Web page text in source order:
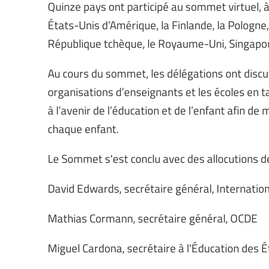
Quinze pays ont participé au sommet virtuel, à
États-Unis d’Amérique, la Finlande, la
République tchèque, le Royaume-Uni,
Au cours du sommet, les délégations ont
organisations d’enseignants et les écoles
à l’avenir de l’éducation et de l’enfant afin
chaque enfant.
Le Sommet s'est conclu avec des allocutions
David Edwards, secrétaire général,
Mathias Cormann, secrétaire général, OCDE
Miguel Cardona, secrétaire à l'Éducation des